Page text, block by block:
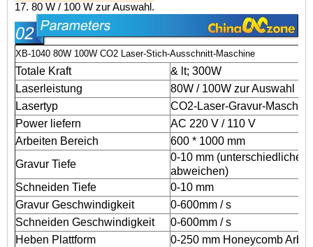
17. 80 W / 100 W zur Auswahl.
XB-1040 80W 100W CO2 Laser-Stich-Ausschnitt-Maschine
Totale Kraft
& lt; 300W
Laserleistung
80W / 100W zur Auswahl
Lasertyp
CO2-Laser-Gravur-Maschine
Power liefern
AC 220 V / 110 V
Arbeiten Bereich
600 * 1000 mm
Gravur Tiefe
0-10 mm (unterschiedliche
abweichen)
Schneiden Tiefe
0-10 mm
Gravur Geschwindigkeit
0-600mm / s
Schneiden Geschwindigkeit
0-600mm / s
Heben Plattform
0-250 mm Honeycomb